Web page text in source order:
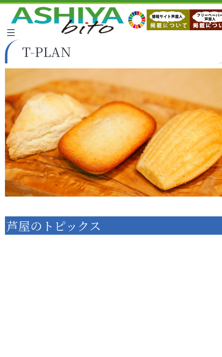
T-PLAN
芦屋のトピックス